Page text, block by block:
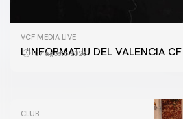
VCF MEDIA LIVE
L'INFORMATIU DEL VALENCIA
07 agosto 2026
PRIMER EQUIPO
ENTRENAMIENTO DEL
CLUB